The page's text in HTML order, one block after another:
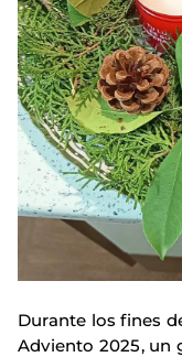
Durante los fines
Adviento 2025, un